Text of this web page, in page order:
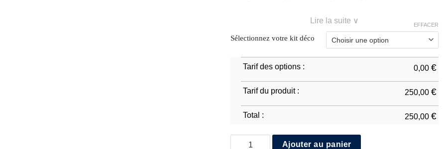
Lire la suite ∨
Sélectionnez votre kit déco
EFFACER
Tarif des options : 0,00 €
Tarif du produit : 250,00 €
Total : 250,00 €
quantité de Aprilia RSV4 1000 2009/14
Ajouter au panier